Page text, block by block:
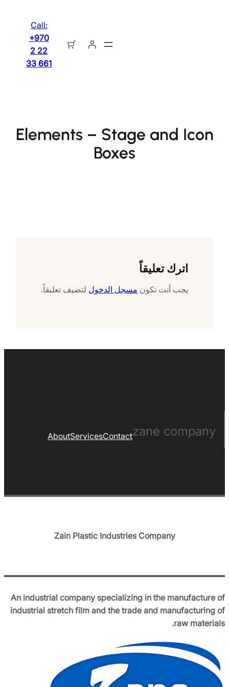
Call:
+970
2 22
33 661
Elements – Stage and Icon
Boxes
اترك تعليقاً
يجب أنت تكون مسجل الدخول لتضيف تعليقاً.
zane company
Contact
Services
About
Zain Plastic Industries Company
An industrial company specializing in the manufacture of
industrial stretch film and the trade and manufacturing of
raw materials.